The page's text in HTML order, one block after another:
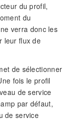
du profil,
du
verra donc les
leur flux de
de sélectionner
fois le profil
de service
par défaut,
de service